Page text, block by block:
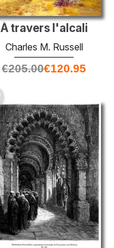
À travers l'alcali
Charles M. Russell
€205.00€120.95